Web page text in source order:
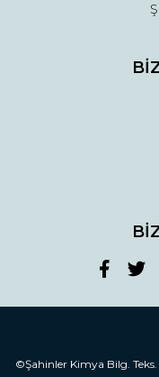
©Şahinler Kimya Bilg. Teks.